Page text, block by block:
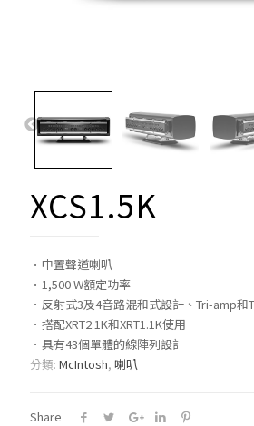
XCS1.5K
．中置聲道喇叭
．1,500 W額定功率
．反射式3及4音路混和式設計、Tri-amp和
．搭配XRT2.1K和XRT1.1K使用
．具有43個單體的線陣列設計
分類: McIntosh, 喇叭
Share